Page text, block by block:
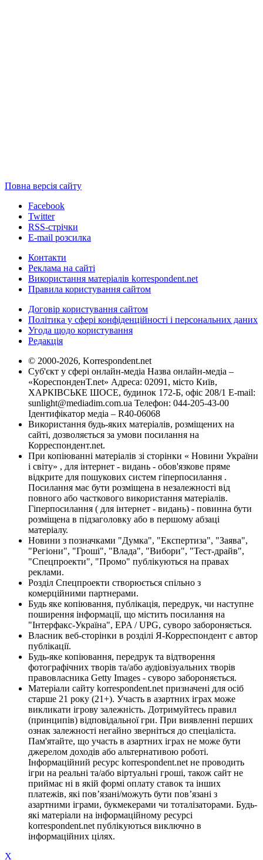
Повна версія сайту
Facebook
Twitter
RSS-стрічки
E-mail розсилка
Контакти
Реклама на сайті
Використання матеріалів korrespondent.net
Правила користування сайтом
Договір користування сайтом
Політика у сфері конфіденційності і персональних даних
Угода щодо користування
Редакція
© 2000-2026, Korrespondent.net
Суб'єкт у сфері онлайн-медіа Назва онлайн-медіа –
«КореспонденТ.net» Адреса: 02091, місто Київ,
ХАРКІВСЬКЕ ШОСЕ, будинок 172-Б, офіс 208/1 E-mail:
sunlight@mediadim.com.ua Телефон: 044-205-43-00
Ідентифікатор медіа – R40-06068
Використання будь-яких матеріалів, розміщених на
сайті, дозволяється за умови посилання на
Корреспондент.net.
При копіюванні матеріалів зі сторінки « Новини України
і світу» , для інтернет - видань - обов'язкове пряме
відкрите для пошукових систем гіперпосилання .
Посилання має бути розміщена в незалежності від
повного або часткового використання матеріалів.
Гіперпосилання ( для інтернет - видань) - повинна бути
розміщена в підзаголовку або в першому абзаці
матеріалу.
Новини з позначками "Думка", "Експертиза", "Заява",
"Регіони", "Гроші", "Влада", "Вибори", "Тест-драйв",
"Спецпроекти", "Промо" публікуються на правах
реклами.
Розділ Спецпроекти створюється спільно з
комерційними партнерами.
Будь яке копіювання, публікація, передрук, чи наступне
поширення інформації, що містить посилання на
"Інтерфакс-Україна", EPA / UPG, суворо забороняється.
Власник веб-сторінки в розділі Я-Корреспондент є автор
публікації.
Будь-яке копіювання, передрук та відтворення
фотографічних творів та/або аудіовізуальних творів
правовласника Getty Images - суворо забороняється.
Матеріали сайту korrespondent.net призначені для осіб
старше 21 року (21+). Участь в азартних іграх може
викликати ігрову залежність. Дотримуйтесь правил
(принципів) відповідальної гри. При виявленні перших
ознак залежності негайно зверніться до спеціаліста.
Пам'ятайте, що участь в азартних іграх не може бути
джерелом доходів або альтернативою роботі.
Інформаційний ресурс korrespondent.net не проводить
ігри на реальні та/або віртуальні гроші, також сайт не
приймає ні в якій формі оплату ставок та інших
платежів, які пов’язані/можуть бути пов’язані з
азартними іграми, букмекерами чи тоталізаторами. Будь-
які матеріали на інформаційному ресурсі
korrespondent.net публікуються виключно в
інформаційних цілях.
X